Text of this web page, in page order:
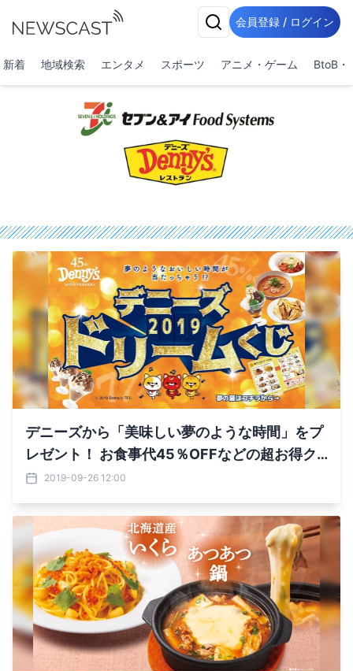
会員登録 / ログイン
新着 地域検索 エンタメ スポーツ アニメ・ゲーム BtoB・
デニーズから「美味しい夢のような時間」をプ
レゼント！ お食事代45％OFFなどの超お得ク
ーポンが当たる デニーズドリームくじを、9月
2019-09-26 12:00